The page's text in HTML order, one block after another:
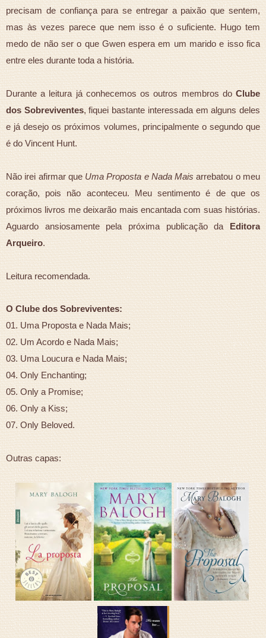
precisam de confiança para se entregar a paixão que sentem,
mas às vezes parece que nem isso é o suficiente. Hugo tem
medo de não ser o que Gwen espera em um marido e isso fica
entre eles durante toda a história.
Durante a leitura já conhecemos os outros membros do Clube
dos Sobreviventes, fiquei bastante interessada em alguns deles
e já desejo os próximos volumes, principalmente o segundo que
é do Vincent Hunt.
Não irei afirmar queUma Proposta e Nada Mais arrebatou o meu
coração, pois não aconteceu. Meu sentimento é de que os
próximos livros me deixarão mais encantada com suas histórias.
Aguardo ansiosamente pela próxima publicação daEditora
Arqueiro.
Leitura recomendada.
O Clube dos Sobreviventes:
01. Uma Proposta e Nada Mais;
02. Um Acordo e Nada Mais;
03. Uma Loucura e Nada Mais;
04. Only Enchanting;
05. Only a Promise;
06. Only a Kiss;
07. Only Beloved.
Outras capas: